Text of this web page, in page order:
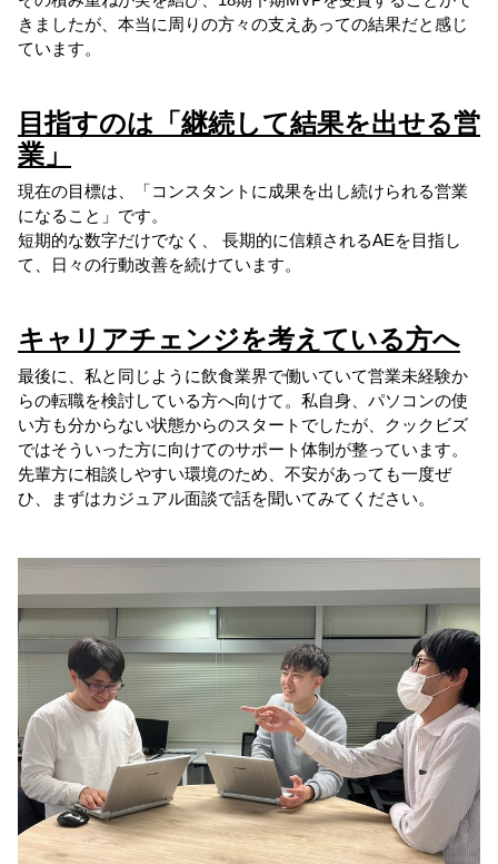
きましたが、本当に周りの方々の支えあっての結果だと感じ
ています。
目指すのは「継続して結果を出せる営
業」
現在の目標は、「コンスタントに成果を出し続けられる営業
になること」です。
短期的な数字だけでなく、 長期的に信頼されるAEを目指し
て、日々の行動改善を続けています。
キャリアチェンジを考えている方へ
最後に、私と同じように飲食業界で働いていて営業未経験か
らの転職を検討している方へ向けて。私自身、パソコンの使
い方も分からない状態からのスタートでしたが、クックビズ
ではそういった方に向けてのサポート体制が整っています。
先輩方に相談しやすい環境のため、不安があっても一度ぜ
ひ、まずはカジュアル面談で話を聞いてみてください。